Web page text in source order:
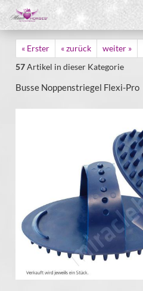
« Erster « zurück weiter »
57Artikel in dieser Kategorie
Busse Noppenstriegel Flexi-Pro